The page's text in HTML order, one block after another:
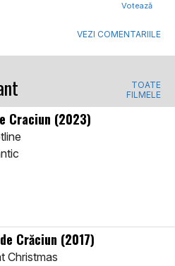
Votează
VEZI COMENTARIILE
TOATE
FILMELE
Craciun (2023)
Crăciun (2017)
Christmas